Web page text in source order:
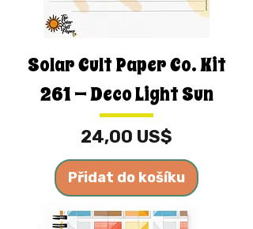
Solar Cult Paper Co. Kit
261 — Deco Light Sun
Cena
24,00 US$
Přidat do košíku